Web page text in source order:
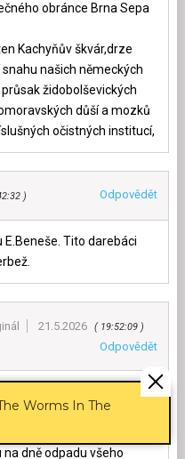
obránce Brna Sepa
Kachyňův škvár,drze
našich německých
židobolševických
důší a mozků
očistných institucí,
Odpovědět
Tito darebáci
21.5.2026 19:52:09
Odpovědět
jsou šichní ti znalci
a prznielé lečící si
lidské nuly zneuznané
dně odpadu všeho
Worms In The